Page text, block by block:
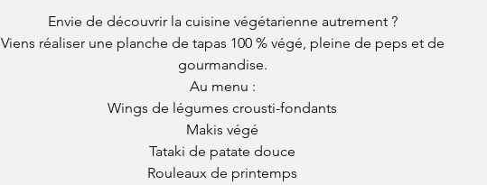
Envie de découvrir la cuisine végétarienne autrement ?
Viens réaliser une planche de tapas 100 % végé, pleine de peps et de
gourmandise.
Au menu :
Wings de légumes crousti-fondants
Makis végé
Tataki de patate douce
Rouleaux de printemps